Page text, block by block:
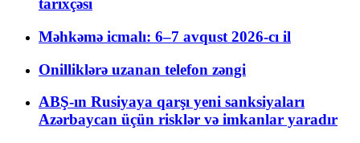
tarixçəsi
Məhkəmə icmalı: 6–7 avqust 2026-cı il
Onilliklərə uzanan telefon zəngi
ABŞ-ın Rusiyaya qarşı yeni sanksiyaları
Azərbaycan üçün risklər və imkanlar yaradır